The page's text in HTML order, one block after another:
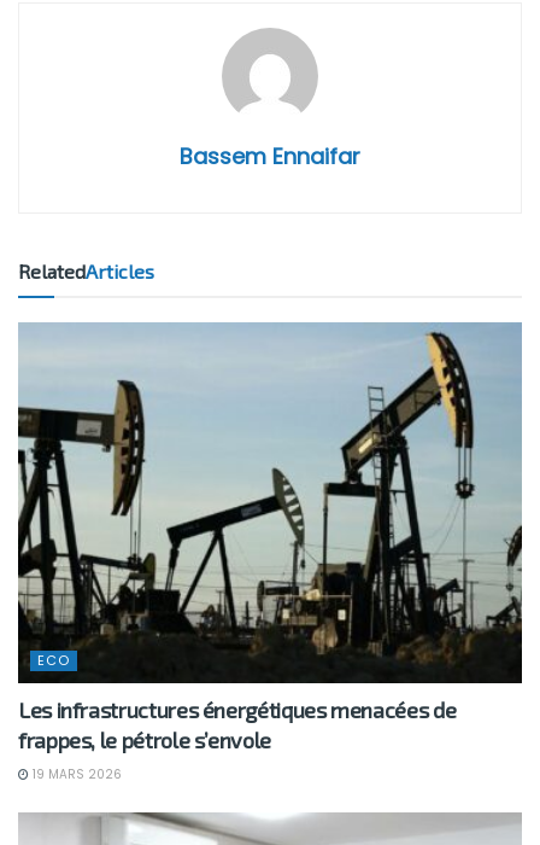
Bassem Ennaifar
RelatedArticles
ECO
Les infrastructures énergétiques menacées de
frappes, le pétrole s’envole
19 MARS 2026